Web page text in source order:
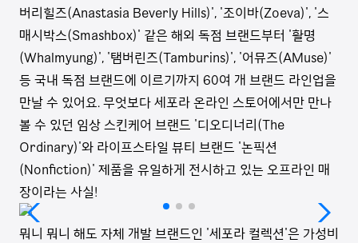
버리힐즈(Anastasia Beverly Hills)', '조이바(Zoeva)', '스
매시박스(Smashbox)' 같은 해외 독점 브랜드부터 '활명
(Whalmyung)', '탬버린즈(Tamburins)', '어뮤즈(AMuse)'
등 국내 독점 브랜드에 이르기까지 60여 개 브랜드 라인업을
만날 수 있어요. 무엇보다 세포라 온라인 스토어에서만 만나
볼 수 있던 임상 스킨케어 브랜드 '디오디너리(The
Ordinary)'와 라이프스타일 뷰티 브랜드 '논픽션
(Nonfiction)' 제품을 유일하게 전시하고 있는 오프라인 매
장이라는 사실!
뭐니 뭐니 해도 자체 개발 브랜드인 '세포라 컬렉션'은 가성비